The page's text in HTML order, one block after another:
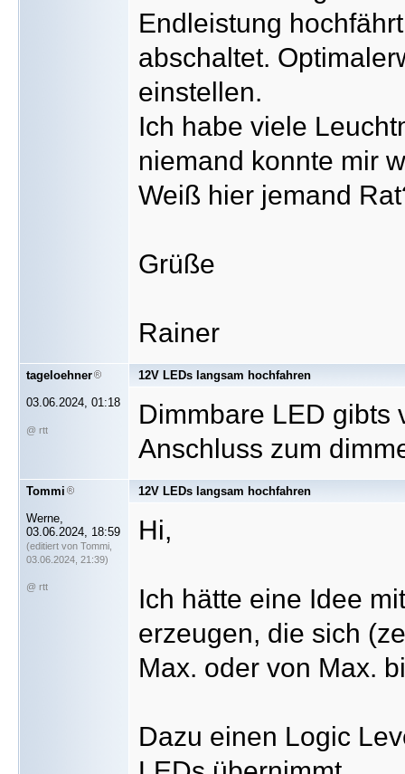
Endleistung
abschaltet.
einstellen.
Ich habe viele
niemand konnte mir
Weiß hier jemand
Grüße
Rainer
tageloehner
03.06.2024, 01:18
@ rtt
12V LEDs langsam hochfahren
Dimmbare LED gibts
Anschluss zum
Tommi
Werne,
03.06.2024, 18:59
(editiert von Tommi,
03.06.2024, 21:39)
@ rtt
12V LEDs langsam hochfahren
Hi,
Ich hätte eine Idee
erzeugen, die sich
Max. oder von Max.
Dazu einen Logic